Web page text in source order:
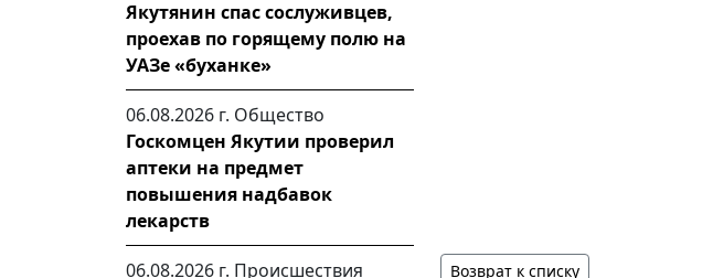
Якутянин спас сослуживцев,
проехав по горящему полю на
УАЗе «буханке»
06.08.2026 г. Общество
Госкомцен Якутии проверил
аптеки на предмет
повышения надбавок
лекарств
06.08.2026 г. Происшествия Возврат к списку